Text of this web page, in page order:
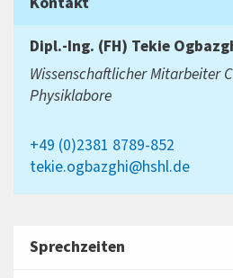
Dipl.-Ing. (FH) Tekie
Wissenschaftlicher Mitarbeiter
Physiklabore
+49 (0)2381 8789-852
tekie.ogbazghi@hshl.de
Sprechzeiten